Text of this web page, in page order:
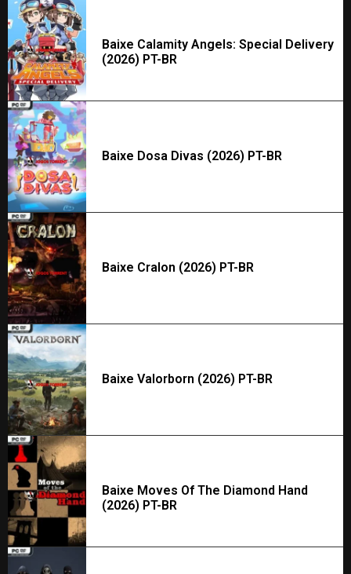
Baixe Calamity Angels: Special Delivery
(2026) PT-BR
Baixe Dosa Divas (2026) PT-BR
Baixe Cralon (2026) PT-BR
Baixe Valorborn (2026) PT-BR
Baixe Moves Of The Diamond Hand
(2026) PT-BR